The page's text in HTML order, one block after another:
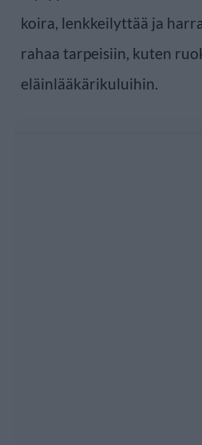
koira, lenkkeilyttää ja
rahaa tarpeisiin, kuten
eläinlääkärikuluihin.